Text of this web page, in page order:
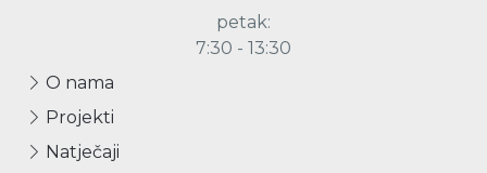
petak:
7:30 - 13:30
O nama
Projekti
Natječaji